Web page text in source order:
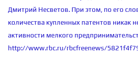
Дмитрий Несветов. При этом, по его
количества купленных патентов никак
активности мелкого
http://www.rbc.ru/rbcfreenews/